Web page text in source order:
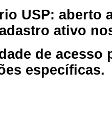
USP: aberto
ativo
de
específicas.